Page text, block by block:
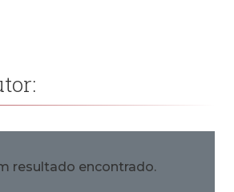
resultado encontrado.